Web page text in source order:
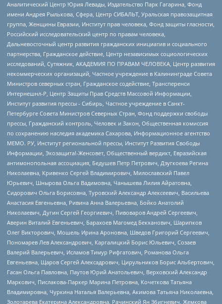
Аналитический Центр Юрия Левады, Издательство Парк Гагарина, Фонд
имени Андрея Рылькова, Сфера, Центр СИБАЛЬТ, Уральская правозащитная
группа, Женщины Евразии, Институт прав человека, Фонд защиты гласности,
Российский исследовательский центр по правам человека,
Дальневосточный центр развития гражданских инициатив и социального
партнерства, Гражданское действие, Центр независимых социологических
исследований, Сутяжник, АКАДЕМИЯ ПО ПРАВАМ ЧЕЛОВЕКА, Центр развития
некоммерческих организаций, Частное учреждение в Калининграде Совета
Министров северных стран, Гражданское содействие, Трансперенси
Интернешнл-Р, Центр Защиты Прав Средств Массовой Информации,
Институт развития прессы - Сибирь, Частное учреждение в Санкт-
Петербурге Совета Министров Северных Стран, Фонд поддержки свободы
прессы, Гражданский контроль, Человек и Закон, Общественная комиссия
по сохранению наследия академика Сахарова, Информационное агентство
МЕМО. РУ, Институт региональной прессы, Институт Развития Свободы
Информации, Экозащита!-Женсовет, Общественный вердикт, Евразийская
антимонопольная ассоциация, Бедушев Петр Петрович, Дзугкоева Регина
Николаевна, Кривенко Сергей Владимирович, Милославский Павел
Юрьевич, Шнырова Ольга Вадимовна, Чанышева Лилия Айратовна,
Сидорович Ольга Борисовна, Туровский Александр Алексеевич, Васильева
Анастасия Евгеньевна, Ривина Анна Валерьевна, Бойко Анатолий
Николаевич, Дугин Сергей Георгиевич, Пивоваров Андрей Сергеевич,
Аверин Виталий Евгеньевич, Барахоев Магомед Бекханович, Шарипков
Олег Викторович, Мошель Ирина Ароновна, Шведов Григорий Сергеевич,
Пономарев Лев Александрович, Каргалицкий Борис Юльевич, Созаев
Валерий Валерьевич, Исламов Тимур Рифгатович, Романова Ольга
Евгеньевна, Щаров Сергей Алексадрович, Цирульников Борис Альбертович,
Гасан Ольга Павловна, Паутов Юрий Анатольевич, Верховский Александр
Маркович, Пислакова-Паркер Марина Петровна, Кочеткова Татьяна
Владимировна, Чуркина Наталья Валерьевна, Акимова Татьяна Николаевна,
Золотарева Екатерина Александровна, Рачинский Ян Збигневич, Жемкова